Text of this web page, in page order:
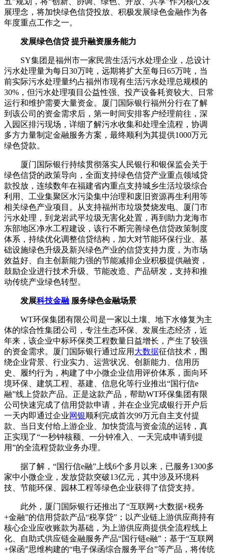
展理念，将加快绿色信贷投放、积极发展绿色金融作为各
年度重点工作之一。
发展绿色信贷 提升融资服务能力
SY集团是福州市一家民营生活污水处理企业，总设计
污水处理量为每日30万吨，远期将扩大至每日65万吨，当
前实际污水处理量约占福州市现有生活污水处理总规模的
30%，但污水处理项目公益性强、投产设备耗资较大、日常
运行和维护需要大量资金。厦门国际银行福州分行在了解
到该公司的资金需求后，第一时间安排客户经理前往，深
入园区排污现场，详细了解污水收集和处理全流程，协调
多方力量制定金融服务方案，最终顺利为其提供1000万元
绿色贷款。
厦门国际银行持续贯彻落实人民银行和银保监会关于
绿色信贷的政策导向，全面支持绿色信贷产业重点领域贷
款投放，连续数年在福建省内重点支持城乡生活垃圾综合
利用、工业集聚区水污染集中治理和废旧资源再生利用等
相关绿色产业项目。从支持福州市垃圾焚烧发电、厦门市
污水处理，到龙岩武平垃圾无害化处置，再到助力龙海市
东部地区净水工程建设，该行不断完善绿色信贷政策制度
体系，持续优化调整信贷结构，加大对节能环保行业、基
础设施绿色升级及新兴绿色产业的信贷支持力度，为市场
效益好、自主创新能力强的节能减排企业积极提供融资，
鼓励企业进行技术升级、节能改造、产品研发，支持和推
动传统产业绿色转型。
发展科技金融 服务绿色金融场景
WT环保集团有限公司是一家以土壤、地下水修复为主
体的综合性集团公司，专注生态环保、发展生态经济，近
年来，该企业中标环保类工程数量日益增长，产生了较强
的资金需求。厦门国际银行通过应用 大数据征信技术，围
绕企业背景、行业实力、运营状况、创新能力、信用历
史、履约行为，构建了中小微企业信用评价体系，面向环
境环保、建筑工程、基建、信息化等行业推出“国行信e
融”线上贷款产品。正是这款产品，帮助WT环保集团有限
公司快速完成了信用贷款申请，并在企业完成银行开户后
一天内即通过企业网银顺利完成首次99万元自主支付提
款、当日支付给上游企业、加快货流与资金流的运转，真
正实现了“一秒钟核额、一分钟准入、一天完成申请到提
用”的全流程贷款业务办理。
据了解，“国行信e融”上线6个多月以来，已服务1300多
家中小微企业，发放贷款突破13亿元，其中涉及环境科
技、节能环保、园林工程等绿色企业获得了信贷支持。
此外，厦门国际银行还推出了“互联网+大数据+税务
+金融”的信用贷款产品“税享贷”；以产业链上游供应商持有
核心企业应收账款为基础，为上游供应商提供全流程线上
化、自助式供应链金融服务产品“国行链e融”；基于“互联网
+保函”思维构建的“电子保函综合服务平台”等产品，将传统